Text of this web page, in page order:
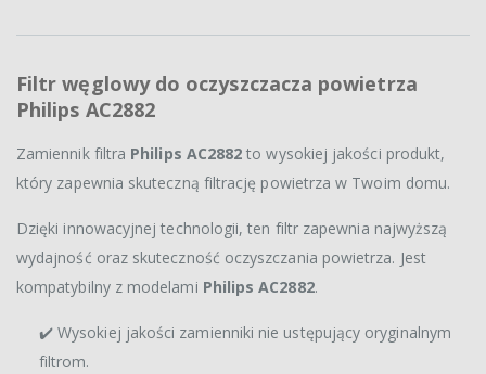
Filtr węglowy do oczyszczacza powietrza
Philips AC2882
Zamiennik filtra Philips AC2882 to wysokiej jakości produkt,
który zapewnia skuteczną filtrację powietrza w Twoim domu.
Dzięki innowacyjnej technologii, ten filtr zapewnia najwyższą
wydajność oraz skuteczność oczyszczania powietrza. Jest
kompatybilny z modelami Philips AC2882.
✔️ Wysokiej jakości zamienniki nie ustępujący oryginalnym
filtrom.